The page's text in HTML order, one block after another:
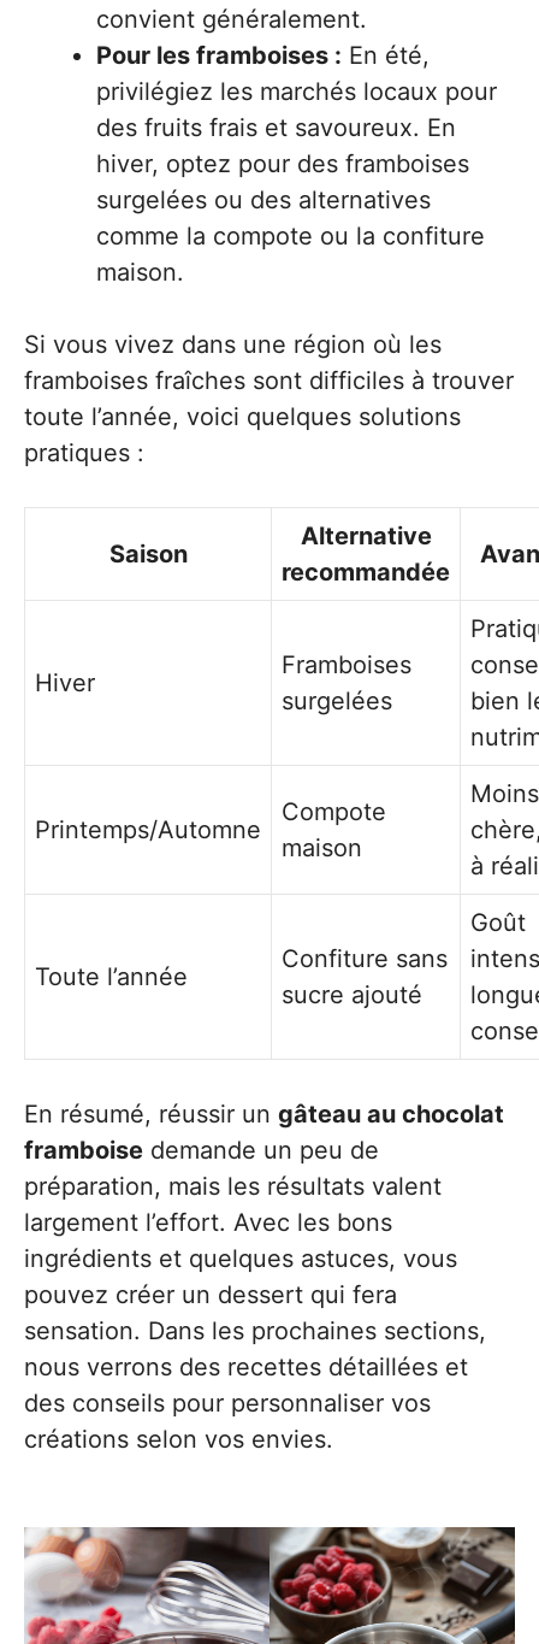
convient généralement.
Pour les framboises : En été,
privilégiez les marchés locaux pour
des fruits frais et savoureux. En
hiver, optez pour des framboises
surgelées ou des alternatives
comme la compote ou la confiture
maison.
Si vous vivez dans une région où les
framboises fraîches sont difficiles à trouver
toute l’année, voici quelques solutions
pratiques :
Saison
Alternative
recommandée
Hiver
Framboises
surgelées
bien
Printemps/Automne
Compote
maison
Moins
à
Toute l’année
Confiture sans
sucre ajouté
Goût
En résumé, réussir un gâteau au chocolat
framboise demande un peu de
préparation, mais les résultats valent
largement l’effort. Avec les bons
ingrédients et quelques astuces, vous
pouvez créer un dessert qui fera
sensation. Dans les prochaines sections,
nous verrons des recettes détaillées et
des conseils pour personnaliser vos
créations selon vos envies.